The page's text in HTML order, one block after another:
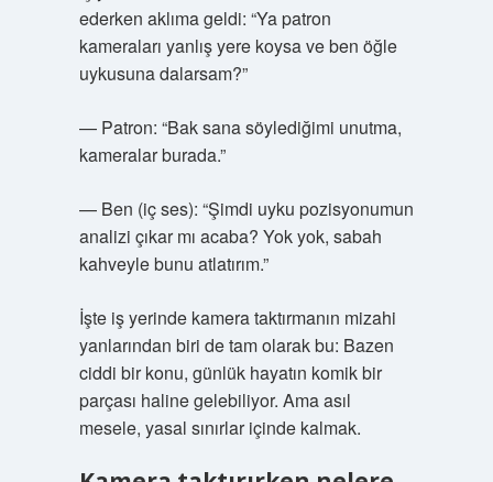
ederken aklıma geldi: “Ya patron
kameraları yanlış yere koysa ve ben öğle
uykusuna dalarsam?”
— Patron: “Bak sana söylediğimi unutma,
kameralar burada.”
— Ben (iç ses): “Şimdi uyku pozisyonumun
analizi çıkar mı acaba? Yok yok, sabah
kahveyle bunu atlatırım.”
İşte iş yerinde kamera taktırmanın mizahi
yanlarından biri de tam olarak bu: Bazen
ciddi bir konu, günlük hayatın komik bir
parçası haline gelebiliyor. Ama asıl
mesele, yasal sınırlar içinde kalmak.